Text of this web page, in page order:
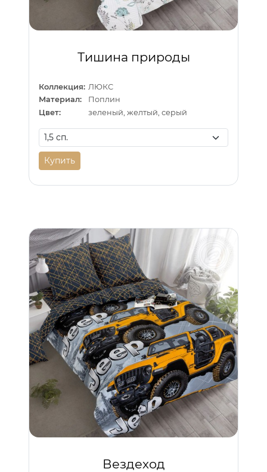
Тишина природы
Коллекция: ЛЮКС
Материал:
Поплин
Цвет:
зеленый, желтый, серый
Купить
Вездеход